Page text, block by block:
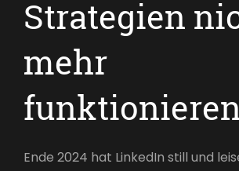
Strategien
mehr
Ende 2024 hat LinkedIn still und